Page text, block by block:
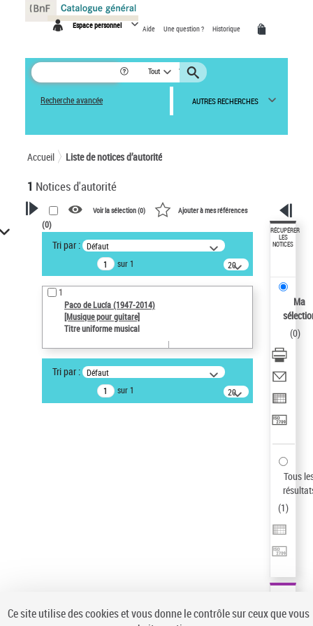
Espace personnel Aide Une question ? Historique
Tout
Recherche avancée AUTRES RECHERCHES
Accueil Liste de notices d’autorité
1 Notices d'autorité
VOTRE RECHERCHE
Recherche avancée dans les
notices d’autorité
Œuvres liées à l'auteur :
Paco de Lucía (1947-2014)
Statut de la notice d’autorité
Type de notice d'autorité
Voir la sélection (0) Ajouter à mes références
(0)
Tri par : Défaut
sur 1
20
résultats/page
1
Paco de Lucía (1947-2014)
[Musique pour guitare]
Titre uniforme musical
Tri par : Défaut
sur 1
20
résultats/page
RÉCUPÉRER
LES
NOTICES
Ma
(0)
Tous
(1)
Panneau de gestion des cookies
Ce site utilise des cookies et vous donne le contrôle sur ceux que vous